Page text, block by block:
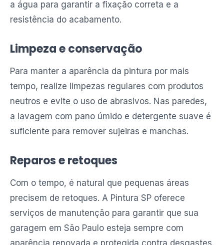
a água para garantir a fixação correta e a
resistência do acabamento.
Limpeza e conservação
Para manter a aparência da pintura por mais
tempo, realize limpezas regulares com produtos
neutros e evite o uso de abrasivos. Nas paredes,
a lavagem com pano úmido e detergente suave é
suficiente para remover sujeiras e manchas.
Reparos e retoques
Com o tempo, é natural que pequenas áreas
precisem de retoques. A Pintura SP oferece
serviços de manutenção para garantir que sua
garagem em São Paulo esteja sempre com
aparência renovada e protegida contra desgastes.